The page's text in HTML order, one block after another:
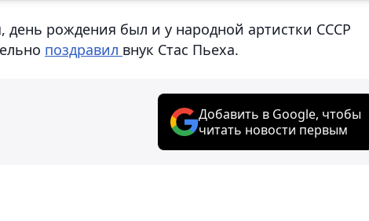
день рождения был и у народной артистки СССР
поздравил внук Стас Пьеха.
Добавить в Google, чтобы
читать новости первым